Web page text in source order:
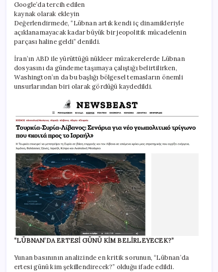
Google’da tercih edilen
kaynak olarak ekleyin
Değerlendirmede, “Lübnan artık kendi iç dinamikleriyle
açıklanamayacak kadar büyük bir jeopolitik mücadelenin
parçası haline geldi” denildi.
İran’ın ABD ile yürüttüğü nükleer müzakerelerde Lübnan
dosyasını da gündeme taşımaya çalıştığı belirtilirken,
Washington’ın da bu başlığı bölgesel temasların önemli
unsurlarından biri olarak gördüğü kaydedildi.
“LÜBNAN’DA ERTESİ GÜNÜ KİM BELİRLEYECEK?”
Yunan basınının analizinde en kritik sorunun, “Lübnan’da
ertesi günü kim şekillendirecek?” olduğu ifade edildi.